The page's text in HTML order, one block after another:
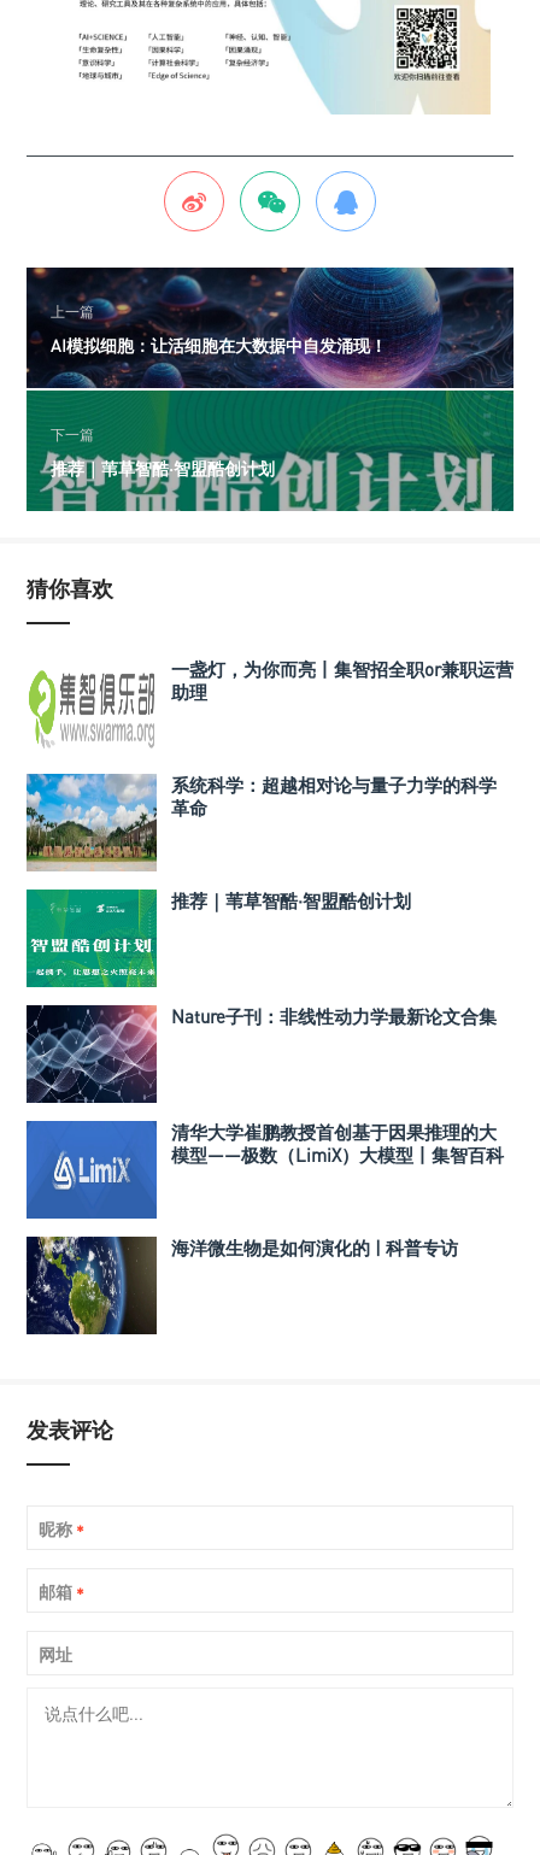
上一篇
AI模拟细胞：让活细胞在大数据中自发涌现！
下一篇
推荐｜苇草智酷·智盟酷创计划
猜你喜欢
一盏灯，为你而亮丨集智招全职or兼职运营
助理
系统科学：超越相对论与量子力学的科学
革命
推荐｜苇草智酷·智盟酷创计划
Nature子刊：非线性动力学最新论文合集
清华大学崔鹏教授首创基于因果推理的大
模型——极数（LimiX）大模型丨集智百科
海洋微生物是如何演化的 | 科普专访
发表评论
昵称 *
邮箱 *
网址